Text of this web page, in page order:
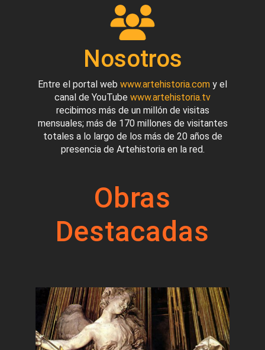
Nosotros
Entre el portal web www.artehistoria.com y el
canal de YouTube www.artehistoria.tv
recibimos más de un millón de visitas
mensuales; más de 170 millones de visitantes
totales a lo largo de los más de 20 años de
presencia de Artehistoria en la red.
Obras
Destacadas